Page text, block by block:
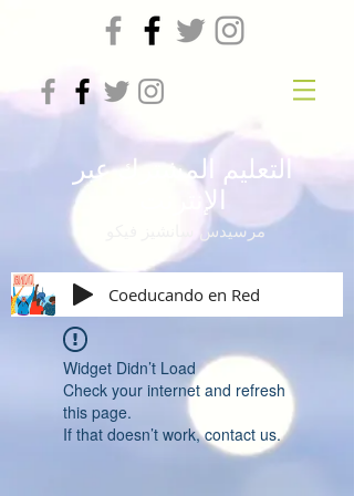
التعليم المشترك عبر
الإنترنت
مرسيدس سانشيز فيكو
Coeducando en Red
Widget Didn’t Load
Check your internet and refresh
this page.
If that doesn’t work, contact us.